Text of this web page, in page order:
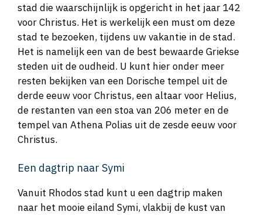
stad die waarschijnlijk is opgericht in het jaar 142
voor Christus. Het is werkelijk een must om deze
stad te bezoeken, tijdens uw vakantie in de stad.
Het is namelijk een van de best bewaarde Griekse
steden uit de oudheid. U kunt hier onder meer
resten bekijken van een Dorische tempel uit de
derde eeuw voor Christus, een altaar voor Helius,
de restanten van een stoa van 206 meter en de
tempel van Athena Polias uit de zesde eeuw voor
Christus.
Een dagtrip naar Symi
Vanuit Rhodos stad kunt u een dagtrip maken
naar het mooie eiland Symi, vlakbij de kust van